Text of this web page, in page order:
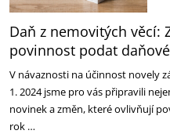
Daň z nemovitých věcí:
povinnost podat
V návaznosti na účinnost novely
1. 2024 jsme pro vás připravili
novinek a změn, které ovlivňují
rok …